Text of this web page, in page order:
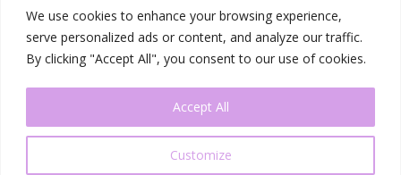
We use cookies to enhance your browsing experience,
serve personalized ads or content, and analyze our traffic.
By clicking "Accept All", you consent to our use of cookies.
Customize
Accept All